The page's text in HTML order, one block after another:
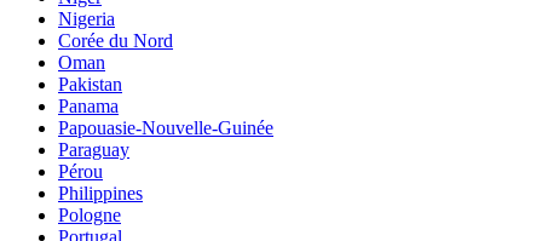
Nigeria
Corée du Nord
Oman
Pakistan
Panama
Papouasie-Nouvelle-Guinée
Paraguay
Pérou
Philippines
Pologne
Portugal